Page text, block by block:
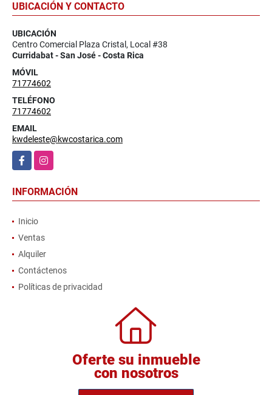
UBICACIÓN Y CONTACTO
UBICACIÓN
Centro Comercial Plaza Cristal, Local #38
Curridabat - San José - Costa Rica
MÓVIL
71774602
TELÉFONO
71774602
EMAIL
kwdeleste@kwcostarica.com
FacebookInstagram
INFORMACIÓN
Inicio
Ventas
Alquiler
Contáctenos
Políticas de privacidad
Oferte su inmueble
con nosotros